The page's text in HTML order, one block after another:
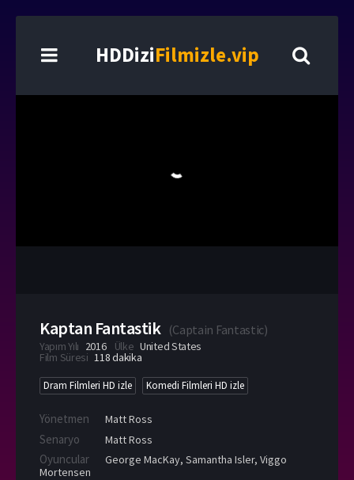
HDDiziFilmizle.vip
Kaptan Fantastik (Captain Fantastic)
Yapım Yılı 2016 Ülke United States
Film Süresi 118 dakika
Dram Filmleri HD izle Komedi Filmleri HD izle
Yönetmen Matt Ross
Senaryo Matt Ross
Oyuncular George MacKay, Samantha Isler, Viggo
Mortensen